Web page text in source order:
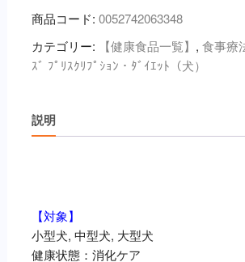
ア】
〈犬
ム
チ
商品コード: 0052742063348
カテゴリー:
【健康食品一覧】 , 食事療
ｽﾞ ﾌﾟﾘｽｸﾘﾌﾟｼｮﾝ・ﾀﾞｲｴｯﾄ（犬）
説明
【対象】
小型犬, 中型犬, 大型犬
健康状態：消化ケア